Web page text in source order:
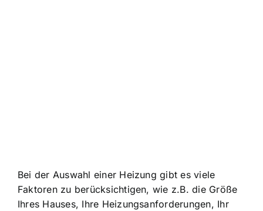
Bei der Auswahl einer Heizung gibt es viele
Faktoren zu berücksichtigen, wie z.B. die Größe
Ihres Hauses, Ihre Heizungsanforderungen, Ihr